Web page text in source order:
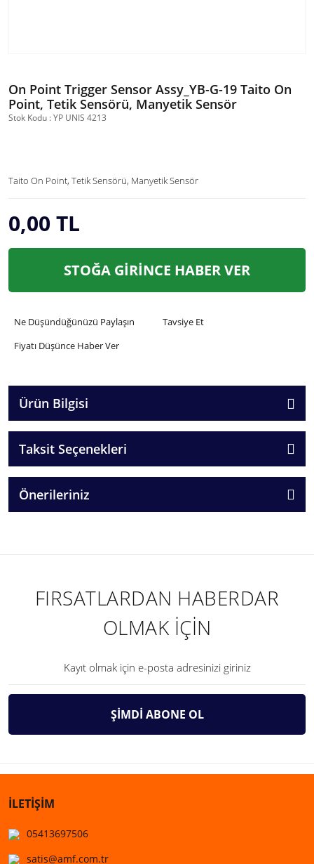
On Point Trigger Sensor Assy_YB-G-19 Taito On
Point, Tetik Sensörü, Manyetik Sensör
Stok Kodu : YP UNIS 4213
Taito On Point, Tetik Sensörü, Manyetik Sensör
0,00 TL
STOĞA GİRİNCE HABER VER
Ne Düşündüğünüzü Paylaşın
Tavsiye Et
Fiyatı Düşünce Haber Ver
Ürün Bilgisi
Taksit Seçenekleri
Önerileriniz
FIRSATLARDAN HABERDAR
OLMAK İÇİN
ŞİMDİ ABONE OL
İLETİŞİM
05413697506
satis@amf.com.tr